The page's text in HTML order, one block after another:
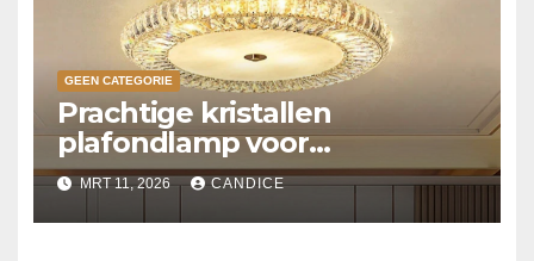
GEEN CATEGORIE
Prachtige kristallen
plafondlamp voor
slaapkamer
MRT 11, 2026 CANDICE